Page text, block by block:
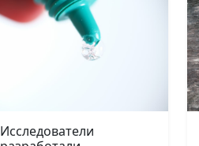
Исследователи